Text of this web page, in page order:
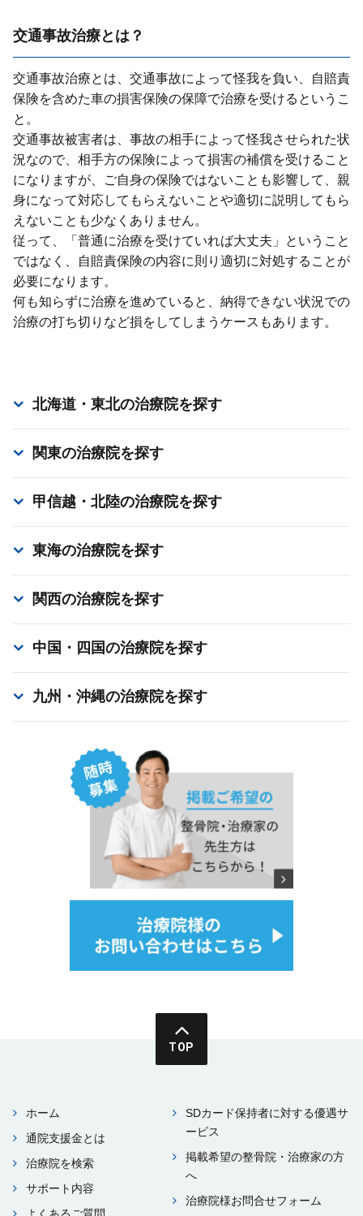
交通事故治療とは？
交通事故治療とは、交通事故によって怪我を負い、⾃賠責
保険を含めた⾞の損害保険の保障で治療を受けるというこ
と。
交通事故被害者は、事故の相⼿によって怪我させられた状
況なので、相⼿⽅の保険によって損害の補償を受けること
になりますが、ご⾃⾝の保険ではないことも影響して、親
⾝になって対応してもらえないことや適切に説明してもら
えないことも少なくありません。
従って、「普通に治療を受けていれば⼤丈夫」ということ
ではなく、⾃賠責保険の内容に則り適切に対処することが
必要になります。
何も知らずに治療を進めていると、納得できない状況での
治療の打ち切りなど損をしてしまうケースもあります。
北海道・東北の治療院を探す
関東の治療院を探す
甲信越・北陸の治療院を探す
東海の治療院を探す
関西の治療院を探す
中国・四国の治療院を探す
九州・沖縄の治療院を探す
TOP
ホーム
通院⽀援⾦とは
治療院を検索
サポート内容
SDカード保持者に対する優遇サ
ービス
掲載希望の整⾻院・治療家の⽅
へ
治療院様お問合せフォーム